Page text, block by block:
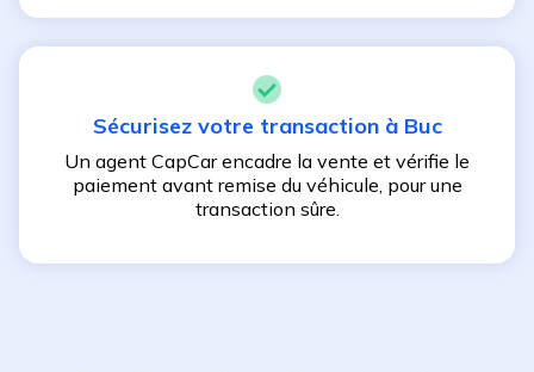
Sécurisez votre transaction à Buc
Un agent CapCar encadre la vente et vérifie le
paiement avant remise du véhicule, pour une
transaction sûre.